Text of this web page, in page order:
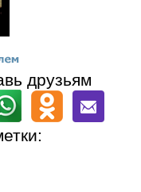
друзьям